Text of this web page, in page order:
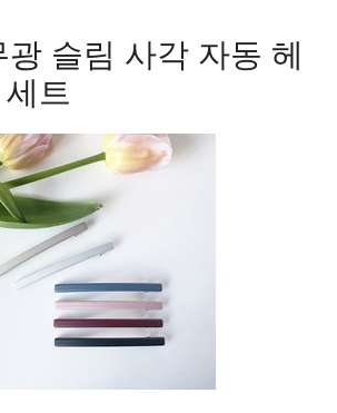
슬림 사각 자동 헤
트